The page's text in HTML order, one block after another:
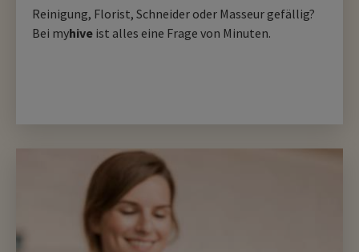
Reinigung, Florist, Schneider oder Masseur gefällig?
Bei myhive ist alles eine Frage von Minuten.